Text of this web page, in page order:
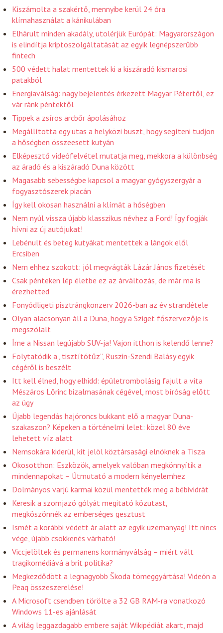
Kiszámolta a szakértő, mennyibe kerül 24 óra
klímahasználat a kánikulában
Elhárult minden akadály, utolérjük Európát: Magyarországon
is elindítja kriptoszolgáltatását az egyik legnépszerűbb
fintech
500 védett halat mentettek ki a kiszáradó kismarosi
patakból
Energiaválság: nagy bejelentés érkezett Magyar Pétertől, ez
vár ránk péntektől
Tippek a zsíros arcbőr ápolásához
Megállította egy utas a helyközi buszt, hogy segíteni tudjon
a hőségben összeesett kutyán
Elképesztő videófelvétel mutatja meg, mekkora a különbség
az áradó és a kiszáradó Duna között
Magasabb sebességbe kapcsol a magyar gyógyszergyár a
fogyasztószerek piacán
Így kell okosan használni a klímát a hőségben
Nem nyúl vissza újabb klasszikus névhez a Ford! Így fogják
hívni az új autójukat!
Lebénult és beteg kutyákat mentettek a lángok elől
Ercsiben
Nem ehhez szokott: jól megvágták Lázár János fizetését
Csak pénteken lép életbe ez az árváltozás, de már ma is
érezhetted
Fonyódligeti pisztrángkonzerv 2026-ban az év strandétele
Olyan alacsonyan áll a Duna, hogy a Sziget főszervezője is
megszólalt
Íme a Nissan legújabb SUV-ja! Vajon itthon is kelendő lenne?
Folytatódik a „tisztítótűz”, Ruszin-Szendi Balásy egyik
cégéről is beszélt
Itt kell élned, hogy elhidd: épületrombolásig fajult a vita
Mészáros Lőrinc bizalmasának cégével, most bíróság előtt
az ügy
Újabb legendás hajóroncs bukkant elő a magyar Duna-
szakaszon? Képeken a történelmi lelet: közel 80 éve
lehetett víz alatt
Nemsokára kiderül, kit jelöl köztársasági elnöknek a Tisza
Okosotthon: Eszközök, amelyek valóban megkönnyítik a
mindennapokat – Útmutató a modern kényelemhez
Dolmányos varjú karmai közül mentették meg a bébividrát
Keresik a szomjazó gólyát megitató közutast,
megköszönnék az emberséges gesztust
Ismét a korábbi védett ár alatt az egyik üzemanyag! Itt nincs
vége, újabb csökkenés várható!
Viccjelöltek és permanens kormányválság – miért vált
tragikomédiává a brit politika?
Megkezdődött a legnagyobb Škoda tömeggyártása! Videón a
Peaq összeszerelése!
A Microsoft csendben törölte a 32 GB RAM-ra vonatkozó
Windows 11-es ajánlását
A világ leggazdagabb embere saját Wikipédiát akart, majd